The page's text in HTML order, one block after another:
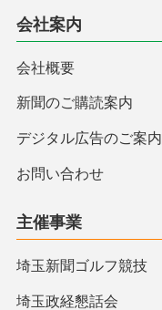
会社案内
会社概要
新聞のご購読案内
デジタル広告のご案内
お問い合わせ
主催事業
埼玉新聞ゴルフ競技
埼玉政経懇話会